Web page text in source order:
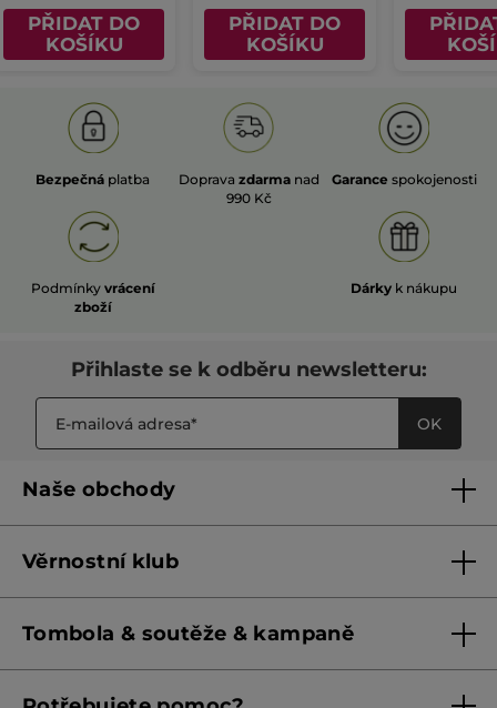
PŘIDAT DO
KOŠÍKU
PŘIDAT DO
KOŠÍKU
Bezpečná platba Doprava zdarma nad
990 Kč
Garance spokojenosti
Podmínky vrácení
zboží
Dárky k nákupu
Přihlaste se k odběru newsletteru:
OK
Naše obchody
Franšízing
Věrnostní klub
Pravidla věrnostního klubu od 1. 6. 2026
Tombola & soutěže & kampaně